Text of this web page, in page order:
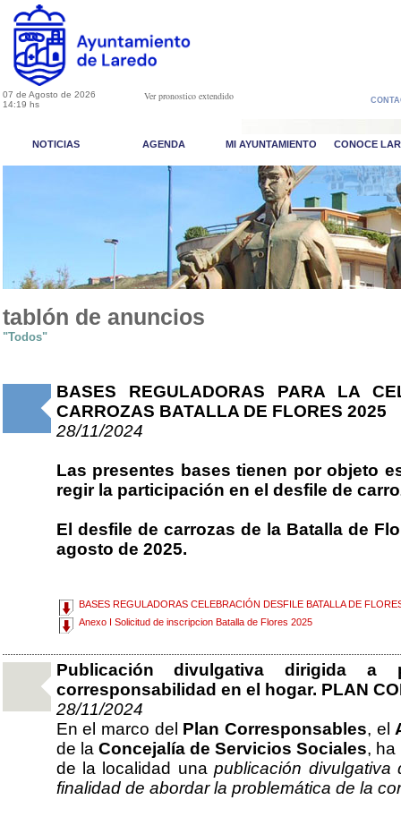
07 de Agosto de 2026
14:19 hs
Ver pronostico extendido
NOTICIAS AGENDA MI AYUNTAMIENTO CONOCE
tablón de anuncios
"Todos"
BASES REGULADORAS PARA LA
CARROZAS BATALLA DE FLORES 2025
28/11/2024
Las presentes bases tienen por objeto
regir la participación en el desfile de
El desfile de carrozas de la Batalla de
agosto de 2025.
BASES REGULADORAS CELEBRACIÓN DESFILE BATALLA DE
Anexo I Solicitud de inscripcion Batalla de Flores 2025
Publicación divulgativa dirigida
corresponsabilidad en el hogar. PLAN
28/11/2024
En el marco del Plan Corresponsables, el
de la Concejalía de Servicios Sociales, ha
de la localidad unapublicación
finalidad de abordar la problemática de la